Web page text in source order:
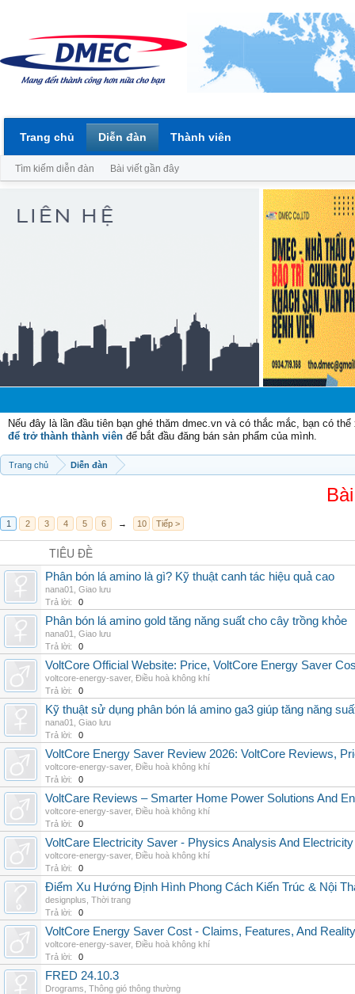
Nếu đây là lần đầu tiên bạn ghé thăm dmec.vn và có thắc mắc, bạn có
để trở thành thành viên để bắt đầu đăng bán sản phẩm của mình.
Trang chủ Diễn đàn
1 2 3 4 5 6 → 10 Tiếp >
TIÊU ĐỀ
Phân bón lá amino là gì? Kỹ thuật canh tác hiệu quả cao
nana01
Giao lưu
Trả lời:
0
Phân bón lá amino gold tăng năng suất cho cây trồng khỏe
nana01
Giao lưu
Trả lời:
0
VoltCore Official Website: Price, VoltCore Energy Saver
voltcore-energy-saver, Điều hoà không khí
Trả lời:
0
Kỹ thuật sử dụng phân bón lá amino ga3 giúp tăng năng
nana01
Giao lưu
Trả lời:
0
VoltCore Energy Saver Review 2026: VoltCore Reviews,
voltcore-energy-saver, Điều hoà không khí
Trả lời:
0
VoltCare Reviews – Smarter Home Power Solutions And
voltcore-energy-saver, Điều hoà không khí
Trả lời:
0
VoltCare Electricity Saver - Physics Analysis And
voltcore-energy-saver, Điều hoà không khí
Trả lời:
0
Điểm Xu Hướng Định Hình Phong Cách Kiến Trúc & Nội
designplus Thời trang
Trả lời:
0
VoltCore Energy Saver Cost - Claims, Features, And
voltcore-energy-saver, Điều hoà không khí
Trả lời:
0
FRED 24.10.3
Drograms Thông gió thông thường
Trang chủ Diễn đàn
Tìm kiếm diễn đàn Bài viết gần đây
Thành viên